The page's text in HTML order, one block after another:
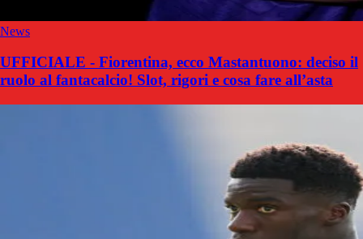
News
UFFICIALE - Fiorentina, ecco Mastantuono: deciso il
ruolo al fantacalcio! Slot, rigori e cosa fare all’asta